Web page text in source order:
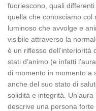
fuoriescono, quali
quella che conosciamo col
luminoso che avvolge e
visibile attraverso la
è un riflesso
stati d’animo (e infatti
di momento in momento a
anche del suo stato di
solidità e integrità.
descrive una persona forte